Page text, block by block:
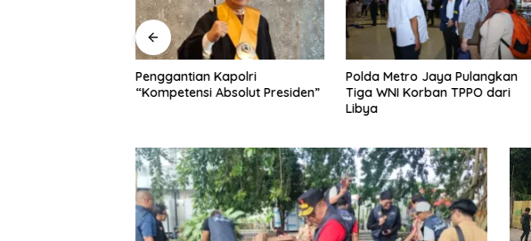
Penggantian Kapolri
“Kompetensi Absolut Presiden”
Polda Metro Jaya Pulangkan
Tiga WNI Korban TPPO dari
Libya